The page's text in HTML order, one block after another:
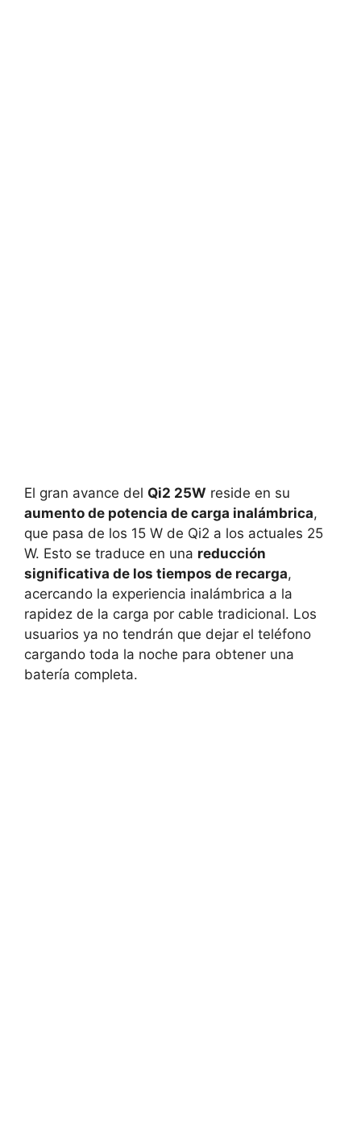
El gran avance del Qi2 25W reside en su
aumento de potencia de carga inalámbrica,
que pasa de los 15 W de Qi2 a los actuales 25
W. Esto se traduce en una reducción
significativa de los tiempos de recarga,
acercando la experiencia inalámbrica a la
rapidez de la carga por cable tradicional. Los
usuarios ya no tendrán que dejar el teléfono
cargando toda la noche para obtener una
batería completa.